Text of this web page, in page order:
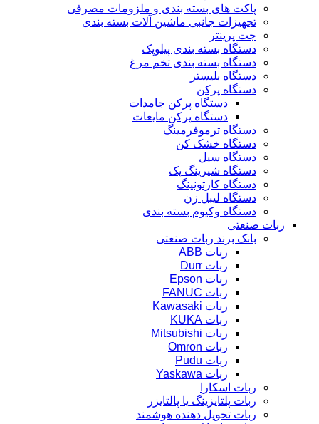
پاکت های بسته بندی و ملزومات مصرفی
تجهیزات جانبی ماشین آلات بسته بندی
جت پرینتر
دستگاه بسته بندی پیلوپک
دستگاه بسته بندی تخم مرغ
دستگاه بلیستر
دستگاه پرکن
دستگاه پرکن جامدات
دستگاه پرکن مایعات
دستگاه ترموفرمینگ
دستگاه خشک کن
دستگاه سیل
دستگاه شیرینگ پک
دستگاه کارتونینگ
دستگاه لیبل زن
دستگاه وکیوم بسته بندی
ربات صنعتی
بانک برند ربات صنعتی
ربات ABB
ربات Durr
ربات Epson
ربات FANUC
ربات Kawasaki
ربات KUKA
ربات Mitsubishi
ربات Omron
ربات Pudu
ربات Yaskawa
ربات اسکارا
ربات پلتایزینگ یا پالتایزر
ربات تحویل دهنده هوشمند